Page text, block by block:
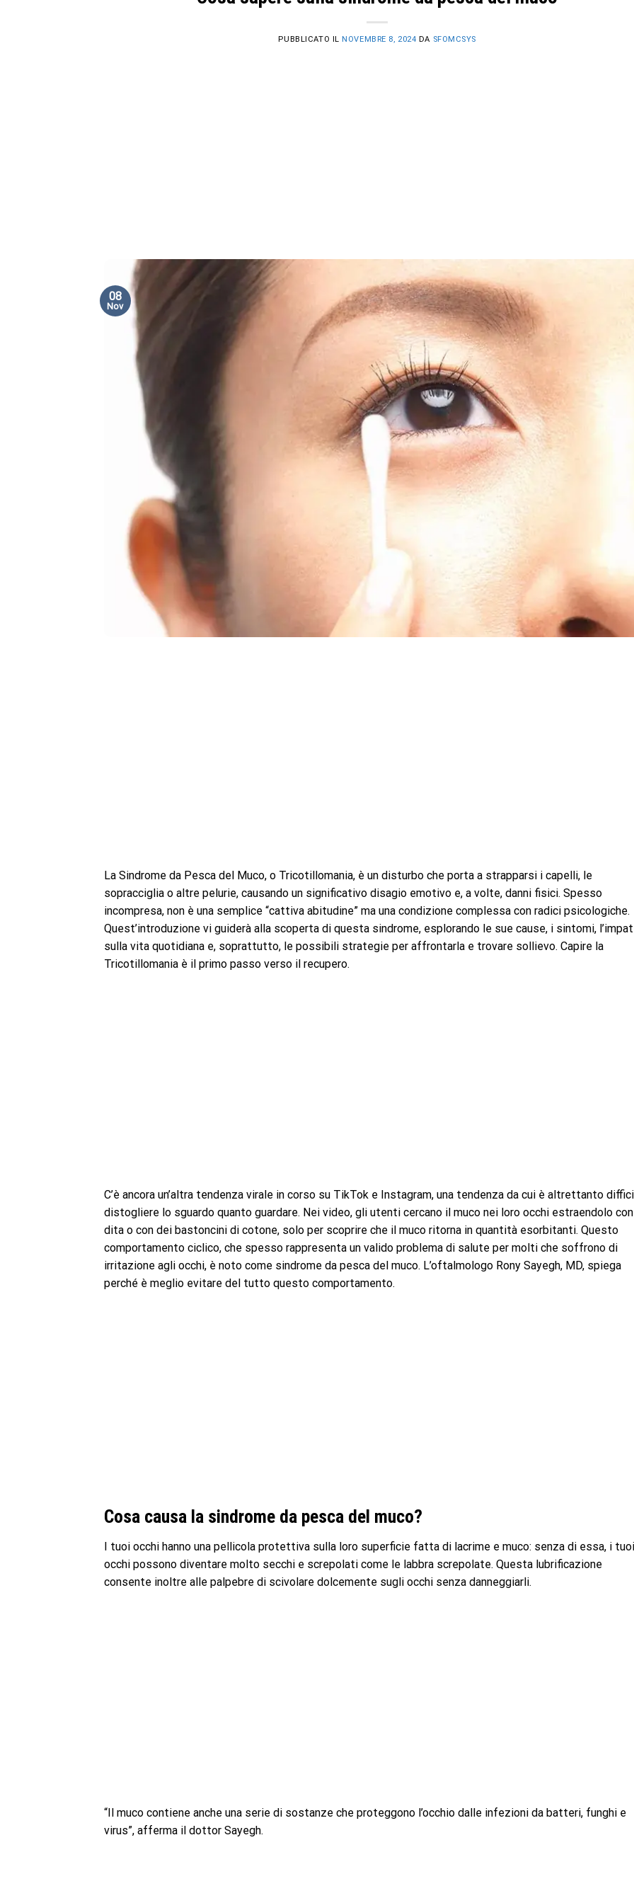
PUBBLICATO IL NOVEMBRE 8, 2024 DA SFOMCSYS
08
Nov
La Sindrome da Pesca del Muco, o Tricotillomania, è un disturbo che porta a strapparsi i capelli, le
sopracciglia o altre pelurie, causando un significativo disagio emotivo e, a volte, danni fisici. Spesso
incompresa, non è una semplice “cattiva abitudine” ma una condizione complessa con radici psicologiche.
Quest’introduzione vi guiderà alla scoperta di questa sindrome, esplorando le sue cause, i sintomi,
sulla vita quotidiana e, soprattutto, le possibili strategie per affrontarla e trovare sollievo. Capire la
Tricotillomania è il primo passo verso il recupero.
C’è ancora un’altra tendenza virale in corso su TikTok e Instagram, una tendenza da cui è altrettanto
distogliere lo sguardo quanto guardare. Nei video, gli utenti cercano il muco nei loro occhi estraendolo
dita o con dei bastoncini di cotone, solo per scoprire che il muco ritorna in quantità esorbitanti. Questo
comportamento ciclico, che spesso rappresenta un valido problema di salute per molti che soffrono di
irritazione agli occhi, è noto come sindrome da pesca del muco. L’oftalmologo Rony Sayegh, MD, spiega
perché è meglio evitare del tutto questo comportamento.
Cosa causa la sindrome da pesca del muco?
I tuoi occhi hanno una pellicola protettiva sulla loro superficie fatta di lacrime e muco: senza di essa, i tuoi
occhi possono diventare molto secchi e screpolati come le labbra screpolate. Questa lubrificazione
consente inoltre alle palpebre di scivolare dolcemente sugli occhi senza danneggiarli.
“Il muco contiene anche una serie di sostanze che proteggono l’occhio dalle infezioni da batteri, funghi e
virus”, afferma il dottor Sayegh.